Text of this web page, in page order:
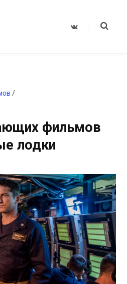
V
/
фильмов
лодки